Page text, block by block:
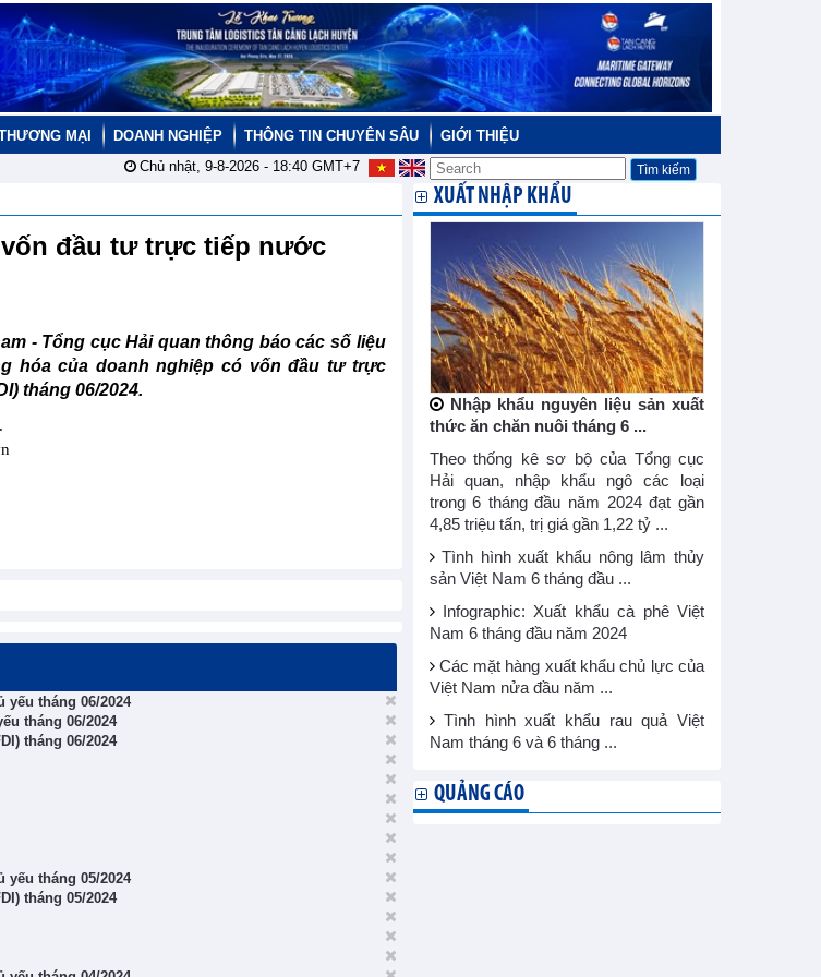
MẠI DOANH NGHIỆP THÔNG TIN CHUYÊN SÂU
GIỚI THIỆU
Chủ nhật, 9-8-2026 - 18:40GMT+7
đầu tư trực tiếp nước
- Tổng cục Hải quan thông báo các số liệu
hóa của doanh nghiệp có vốn đầu tư trực
tháng 06/2024.
tháng 06/2024
tháng 06/2024
tháng 06/2024
tháng 05/2024
tháng 05/2024
XUẤT NHẬP KHẨU
Nhập khẩu nguyên liệu sản xuất
thức ăn chăn nuôi tháng 6 ...
Theo thống kê sơ bộ của Tổng cục
Hải quan, nhập khẩu ngô các loại
trong 6 tháng đầu năm 2024 đạt gần
4,85 triệu tấn, trị giá gần 1,22 tỷ ...
Tình hình xuất khẩu nông lâm thủy
sản Việt Nam 6 tháng đầu ...
Infographic: Xuất khẩu cà phê Việt
Nam 6 tháng đầu năm 2024
Các mặt hàng xuất khẩu chủ lực của
Việt Nam nửa đầu năm ...
Tình hình xuất khẩu rau quả Việt
Nam tháng 6 và 6 tháng ...
QUẢNG CÁO